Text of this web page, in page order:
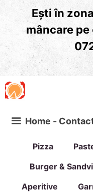
conținut
Ești în zona
Home -
Pizza
Burger &
Aperitive